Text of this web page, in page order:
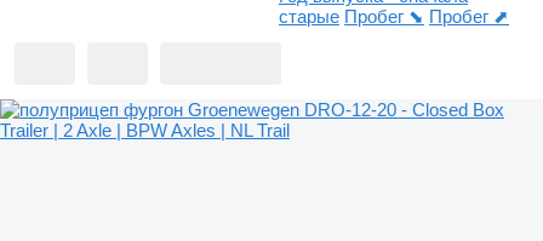
старые Пробег ⬊ Пробег ⬈